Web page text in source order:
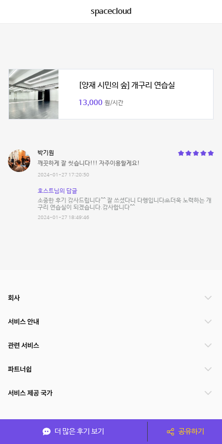
spacecloud
[양재 시민의 숲] 개구리 연습실
13,000 원/시간
박기원
깨끗하게 잘 썻습니다!!! 자주이용할게요!
2024-01-27 17:20:50
호스트님의 답글
소중한 후기 감사드립니다^^ 잘 쓰셨다니 다행입니다🙏더욱 노력하는 개
구리 연습실이 되겠습니다.감사합니다^^
2024-01-27 18:49:46
더 많은 후기 보기 공유하기
회사
서비스 안내
관련 서비스
파트너쉽
서비스 제공 국가
(주)NSPACE 사업자정보